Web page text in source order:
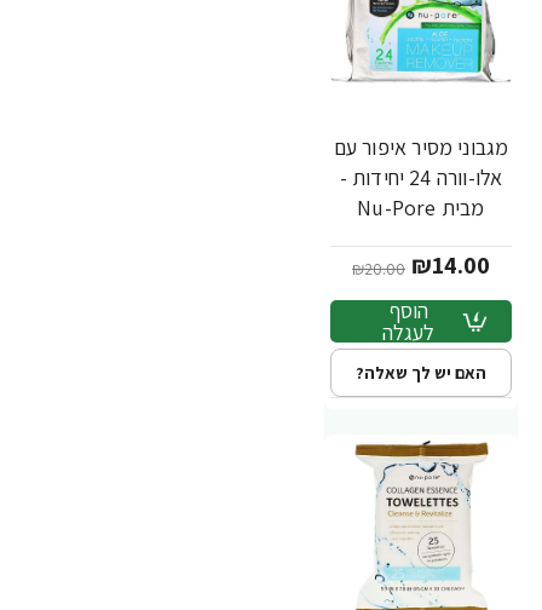
-30%
מגבוני מסיר איפור עם
אלו-וורה 24 יחידות -
מבית Nu-Pore
₪14.00
₪20.00
הוסף
לעגלה
האם יש לך שאלה?